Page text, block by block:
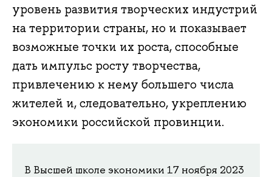
уровень развития творческих индустрий
на территории страны, но и показывает
возможные точки их роста, способные
дать импульс росту творчества,
привлечению к нему большего числа
жителей и, следовательно, укреплению
экономики российской провинции.
В Высшей школе экономики 17 ноября 2023